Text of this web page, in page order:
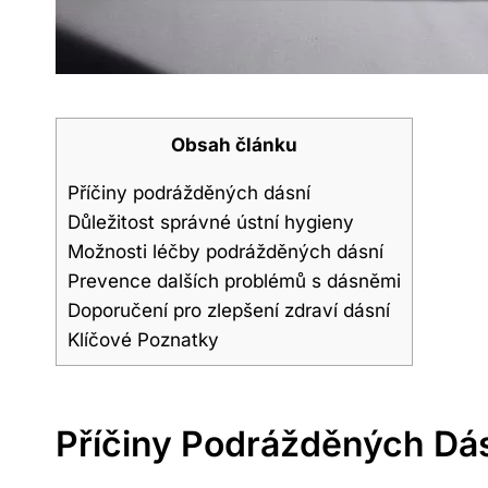
Obsah článku
Příčiny podrážděných dásní
Důležitost správné ústní hygieny
Možnosti léčby podrážděných dásní
Prevence dalších problémů s dásněmi
Doporučení pro zlepšení zdraví dásní
Klíčové Poznatky
Příčiny Podrážděných